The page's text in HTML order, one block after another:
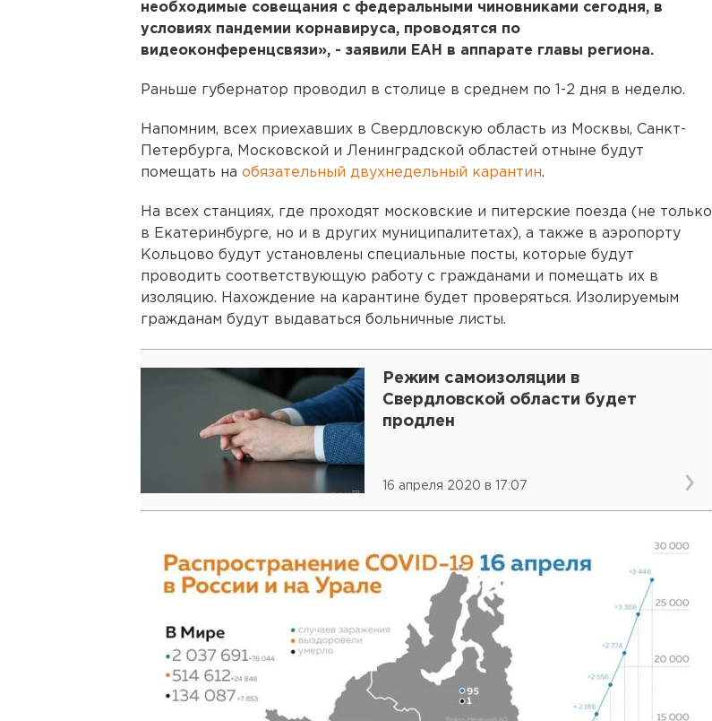
необходимые совещания с федеральными чиновниками сегодня, в
условиях пандемии корнавируса, проводятся по
видеоконференцсвязи», - заявили ЕАН в аппарате главы региона.
Раньше губернатор проводил в столице в среднем по 1-2 дня в неделю.
Напомним, всех приехавших в Свердловскую область из Москвы, Санкт-
Петербурга, Московской и Ленинградской областей отныне будут
помещать на обязательный двухнедельный карантин.
На всех станциях, где проходят московские и питерские поезда (не только
в Екатеринбурге, но и в других муниципалитетах), а также в аэропорту
Кольцово будут установлены специальные посты, которые будут
проводить соответствующую работу с гражданами и помещать их в
изоляцию. Нахождение на карантине будет проверяться. Изолируемым
гражданам будут выдаваться больничные листы.
Режим самоизоляции в
Свердловской области будет
продлен
16 апреля 2020 в 17:07